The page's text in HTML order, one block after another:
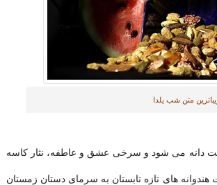
متن شب یلدا
دانه مى شود و سرخى عشق و عاطفه، نثار کاسه
هاى تازه تابستان به سرماى دستان زمستان